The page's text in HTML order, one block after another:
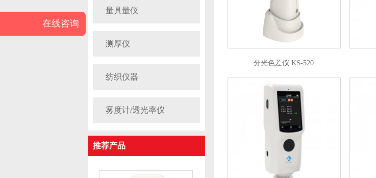
量具量仪
测厚仪
纺织仪器
雾度计/透光率仪
推荐产品
分光色差仪 KS-520
在线咨询